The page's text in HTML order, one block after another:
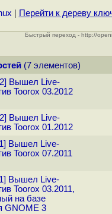
Перейти к дереву
Быстрый переход - http://
(7 элементов)
Вышел Live-
Toorox 03.2012
Вышел Live-
Toorox 01.2012
Вышел Live-
Toorox 07.2011
Вышел Live-
Toorox 03.2011,
на базе
GNOME 3